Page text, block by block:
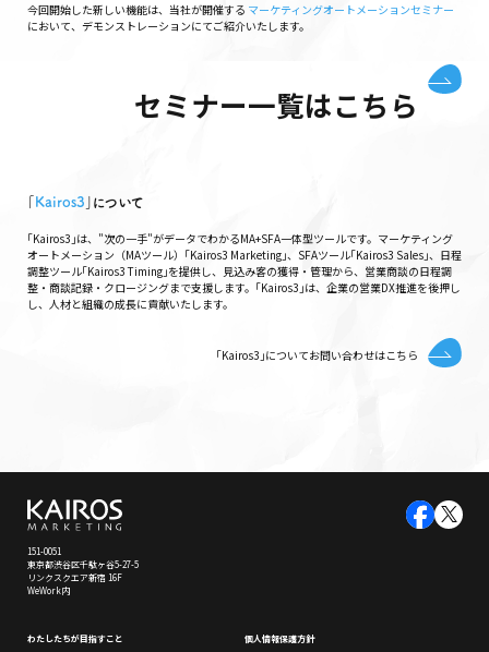
今回開始した新しい機能は、当社が開催する マーケティングオートメーションセミナー
において、デモンストレーションにてご紹介いたします。
セミナー一覧はこちら
Kairos3 ｣について
｢Kairos3｣は、"次の一手"がデータでわかるMA+SFA一体型ツールです。マーケティング
オートメーション（MAツール）｢Kairos3 Marketing｣、SFAツール｢Kairos3 Sales｣、日程
調整ツール｢Kairos3 Timing｣を提供し、見込み客の獲得・管理から、営業商談の日程調
整・商談記録・クロージングまで支援します。｢Kairos3｣は、企業の営業DX推進を後押し
し、人材と組織の成長に貢献いたします。
｢Kairos3｣についてお問い合わせはこちら
151-0051
東京都渋谷区千駄ヶ谷5-27-5
リンクスクエア新宿 16F
WeWork内
わたしたちが⽬指すこと 個⼈情報保護⽅針